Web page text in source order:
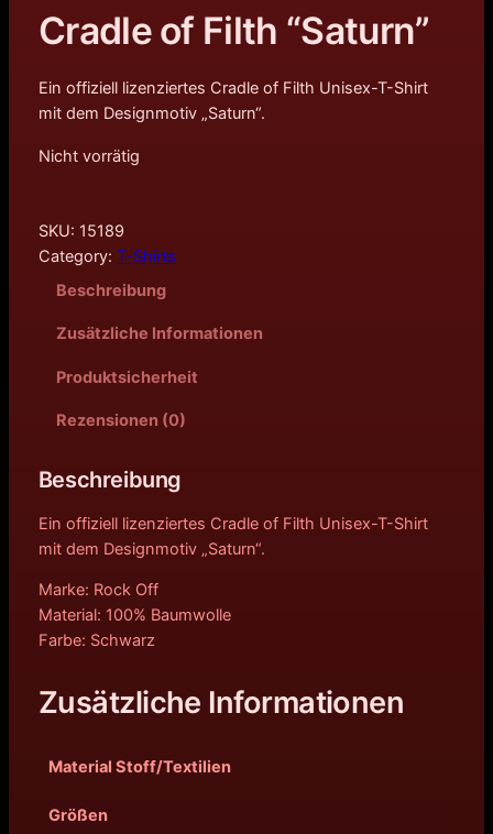
Cradle of Filth “Saturn”
Ein offiziell lizenziertes Cradle of Filth Unisex-T-Shirt
mit dem Designmotiv „Saturn“.
Nicht vorrätig
SKU: 15189
Category: T-Shirts
Beschreibung
Zusätzliche Informationen
Produktsicherheit
Rezensionen (0)
Beschreibung
Ein offiziell lizenziertes Cradle of Filth Unisex-T-Shirt
mit dem Designmotiv „Saturn“.
Marke: Rock Off
Material: 100% Baumwolle
Farbe: Schwarz
Zusätzliche Informationen
Material Stoff/Textilien
Größen